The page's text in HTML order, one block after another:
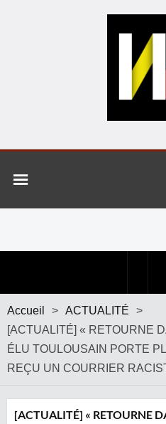
Accueil > ACTUALITÉ
>
[ACTUALITÉ] « RETOURNE
ÉLU TOULOUSAIN PORTE
REÇU UN COURRIER
[ACTUALITÉ] « RETOURNE